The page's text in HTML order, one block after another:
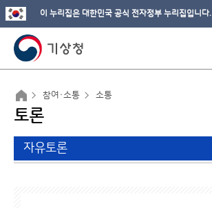
이 누리집은 대한민국 공식 전자정부 누리집입니다.
참여·소통 소통
토론
자유토론